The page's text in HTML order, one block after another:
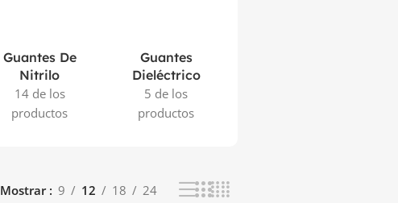
Guantes De
Nitrilo
14 de los
productos
Guantes
Dieléctrico
5 de los
productos
Mostrar 9 12 18 24